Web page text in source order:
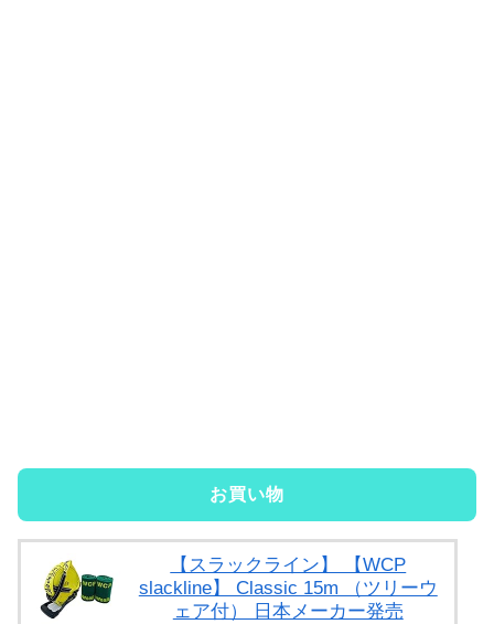
お買い物
【スラックライン】 【WCP
slackline】 Classic 15m （ツリーウ
ェア付） 日本メーカー発売